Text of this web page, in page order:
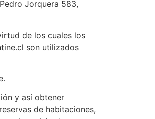
Jorquera 583,
de los cuales los
son utilizados
y así obtener
de habitaciones,